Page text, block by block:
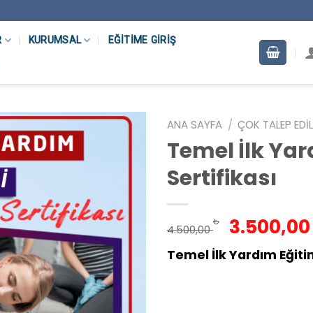
KURUMSAL EĞITIME GIRIŞ
ANA SAYFA / ÇOK TALEP
Temel İlk
Sertifikası
4.500,00
₺ Orijinal
fiyat:
3.500,00
Temel İlk Yardım